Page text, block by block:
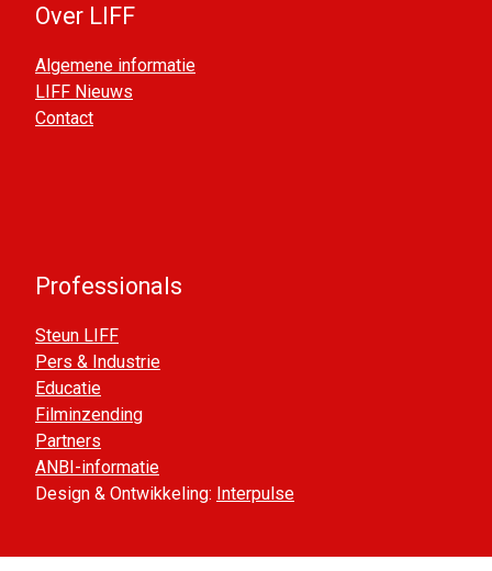
Over LIFF
Algemene informatie
LIFF Nieuws
Contact
Professionals
Steun LIFF
Pers & Industrie
Educatie
Filminzending
Partners
ANBI-informatie
Design & Ontwikkeling: Interpulse